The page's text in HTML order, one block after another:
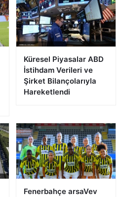
Küresel Piyasalar ABD
İstihdam Verileri ve
Şirket Bilançolarıyla
Hareketlendi
Fenerbahçe arsaVev